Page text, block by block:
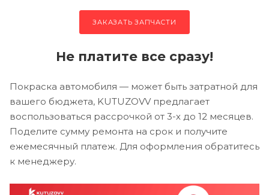
ЗАКАЗАТЬ ЗАПЧАСТИ
Не платите все сразу!
Покраска автомобиля — может быть затратной для
вашего бюджета, KUTUZOVV предлагает
воспользоваться рассрочкой от 3-х до 12 месяцев.
Поделите сумму ремонта на срок и получите
ежемесячный платеж. Для оформления обратитесь
к менеджеру.